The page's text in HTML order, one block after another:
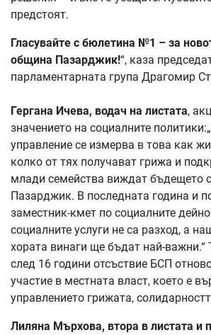
предстоят.
Гласувайте с бюлетина №1 – за
община Пазарджик!“, каза
парламентарната група Драгомир
Гергана Ичева, водач на листата,
значението на социалните
управление се измерва в това как
колко от тях получават грижа и
млади семейства виждат бъдещето
Пазарджик. В последната година и
заместник-кмет по социалните
социалните услуги не са разход, а
хората винаги ще бъдат най-важни.“
след 16 години отсъствие БСП
участие в местната власт, което е
управлението грижата,
Лиляна Мърхова, втора в листата и